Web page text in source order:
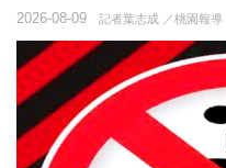
記者葉志成 ／桃園報導
2026-08-09